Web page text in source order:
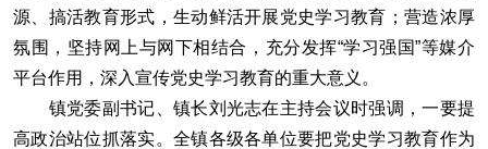
源、搞活教育形式，生动鲜活开展党史学习教育；营造浓厚
氛围，坚持网上与网下相结合，充分发挥“学习强国”等媒介
平台作用，深入宣传党史学习教育的重大意义。
镇党委副书记、镇长刘光志在主持会议时强调，一要提
高政治站位抓落实。全镇各级各单位要把党史学习教育作为